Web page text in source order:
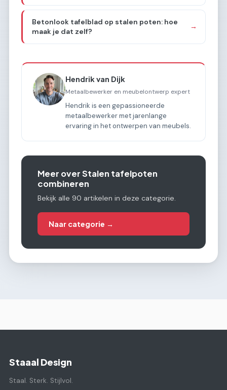
Betonlook tafelblad op stalen poten: hoe
maak je dat zelf?
→
Hendrik van Dijk
Metaalbewerker en meubelontwerp expert
Hendrik is een gepassioneerde
metaalbewerker met jarenlange
ervaring in het ontwerpen van meubels.
Meer over Stalen tafelpoten
combineren
Bekijk alle 90 artikelen in deze categorie.
Naar categorie →
Staaal Design
Staal. Sterk. Stijlvol.